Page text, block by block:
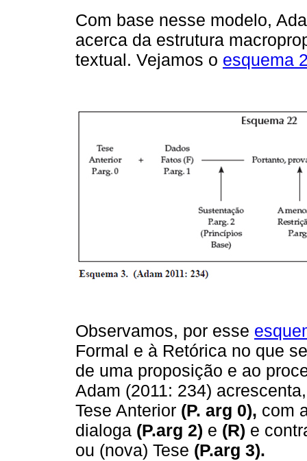
Com base nesse modelo,
acerca da estrutura
textual. Vejamos o esquema
Observamos, por esse
Formal e à Retórica no que
de uma proposição e ao
Adam (2011: 234)
Tese Anterior (P. arg 0), com
dialoga (P.arg 2) e (R) e
ou (nova) Tese (P.arg 3).